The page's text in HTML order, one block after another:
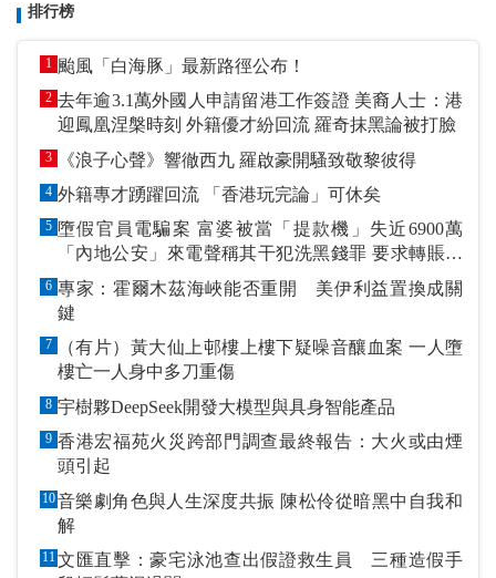
排行榜
1 颱風「白海豚」最新路徑公布！
2 去年逾3.1萬外國人申請留港工作簽證 美裔人士：港
迎鳳凰涅槃時刻 外籍優才紛回流 羅奇抹黑論被打臉
3 《浪子心聲》響徹西九 羅啟豪開騷致敬黎彼得
4 外籍專才踴躍回流 「香港玩完論」可休矣
5 墮假官員電騙案 富婆被當「提款機」失近6900萬
「內地公安」來電聲稱其干犯洗黑錢罪 要求轉賬到
指定戶口作「保證金」
6 專家：霍爾木茲海峽能否重開 美伊利益置換成關
鍵
7
（有片）黃大仙上邨樓上樓下疑噪音釀血案 一人墮
樓亡一人身中多刀重傷
8 宇樹夥DeepSeek開發大模型與具身智能產品
9 香港宏福苑火災跨部門調查最終報告：大火或由煙
頭引起
10音樂劇角色與人生深度共振 陳松伶從暗黑中自我和
解
11文匯直擊：豪宅泳池查出假證救生員 三種造假手